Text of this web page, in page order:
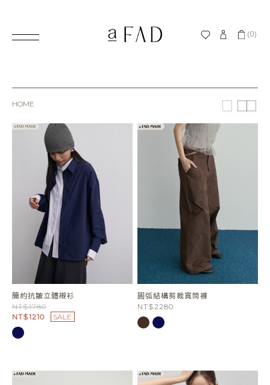
(0)
HOME
簡約抗皺立體襯衫
NT$1780
NT$1210
SALE
圓弧結構剪裁寬筒褲
NT$2280